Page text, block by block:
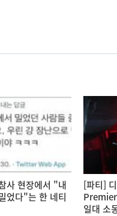
사 현장에서 "내
었다"는 한 네티
[파티]
일대 소